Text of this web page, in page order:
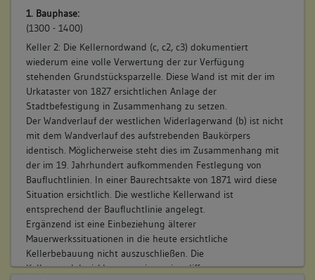
1. Bauphase:
(1300 - 1400)
Keller 2: Die Kellernordwand (c, c2, c3) dokumentiert
wiederum eine volle Verwertung der zur Verfügung
stehenden Grundstücksparzelle. Diese Wand ist mit der im
Urkataster von 1827 ersichtlichen Anlage der
Stadtbefestigung in Zusammenhang zu setzen.
Der Wandverlauf der westlichen Widerlagerwand (b) ist nicht
mit dem Wandverlauf des aufstrebenden Baukörpers
identisch. Möglicherweise steht dies im Zusammenhang mit
der im 19. Jahrhundert aufkommenden Festlegung von
Baufluchtlinien. In einer Baurechtsakte von 1871 wird diese
Situation ersichtlich. Die westliche Kellerwand ist
entsprechend der Baufluchtlinie angelegt.
Ergänzend ist eine Einbeziehung älterer
Mauerwerkssituationen in die heute ersichtliche
Kellerbebauung nicht auszuschließen. Die
Kellerwandabwicklungen zeigen eine differente